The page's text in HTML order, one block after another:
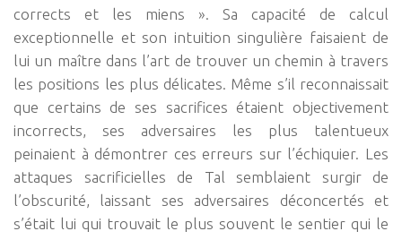
corrects et les miens ». Sa capacité de calcul
exceptionnelle et son intuition singulière faisaient de
lui un maître dans l’art de trouver un chemin à travers
les positions les plus délicates. Même s’il reconnaissait
que certains de ses sacrifices étaient objectivement
incorrects, ses adversaires les plus talentueux
peinaient à démontrer ces erreurs sur l’échiquier. Les
attaques sacrificielles de Tal semblaient surgir de
l’obscurité, laissant ses adversaires déconcertés et
s’était lui qui trouvait le plus souvent le sentier qui le